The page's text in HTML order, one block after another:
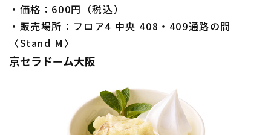
・価格：600円（税込）
・販売場所：フロア4 中央 408・409通路の間
〈Stand M〉
京セラドーム大阪